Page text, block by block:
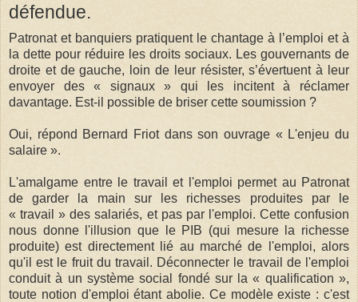
défendue.
Patronat et banquiers pratiquent le chantage à l’emploi et à
la dette pour réduire les droits sociaux. Les gouvernants de
droite et de gauche, loin de leur résister, s’évertuent à leur
envoyer des « signaux » qui les incitent à réclamer
davantage. Est-il possible de briser cette soumission ?
Oui, répond Bernard Friot dans son ouvrage « L'enjeu du
salaire ».
L'amalgame entre le travail et l'emploi permet au Patronat
de garder la main sur les richesses produites par le
« travail » des salariés, et pas par l'emploi. Cette confusion
nous donne l'illusion que le PIB (qui mesure la richesse
produite) est directement lié au marché de l'emploi, alors
qu'il est le fruit du travail. Déconnecter le travail de l'emploi
conduit à un système social fondé sur la « qualification »,
toute notion d'emploi étant abolie. Ce modèle existe : c'est